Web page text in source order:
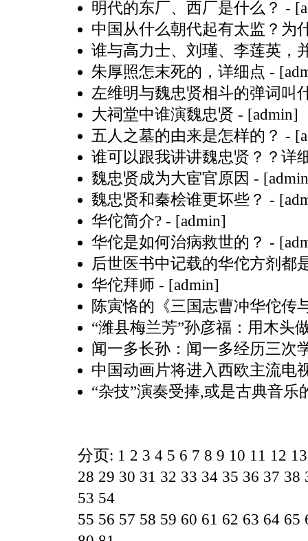
明代的东厂、西厂是什么？ -
中国从什么朝代起有太监？为
谁与高力士、刘瑾、李莲英，
朱厚照怎末死的，详细点 -
左维明与魏忠贤相斗的弹词叫
大祠堂中谁演魏忠贤 - [admin]
五人之墓的由来是怎样的？ -
谁可以跟我讲讲魏忠贤？？详
魏忠贤成为大宦官原因 -
魏忠贤和秦桧谁更坏些？ -
华佗简介? - [admin]
华佗是如何治病救世的？ -
后世医书中记载的华佗方剂都
华佗拜师 - [admin]
陈寅恪的《三国志曹冲华佗传
“潍县梅兰芳”孙彦福：用木头
闻一多长孙：闻一多经历三次
中国动画片将进入西欧主流电
“杂技”演奏受捧,或是古典音乐
分页: 1 2 3 4 5 6 7 8 9 10 11 12 13
28 29 30 31 32 33 34 35 36 37 38
53 54
55 56 57 58 59 60 61 62 63 64 65